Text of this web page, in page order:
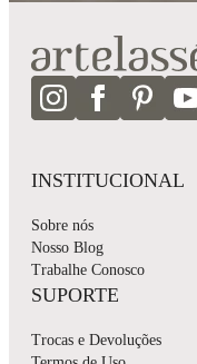
INSTITUCIONAL
Sobre nós
Nosso Blog
Trabalhe Conosco
SUPORTE
Trocas e Devoluções